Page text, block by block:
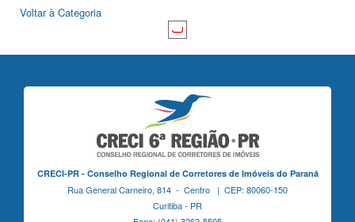
Voltar à Categoria
CRECI-PR - Conselho Regional de Corretores de Imóveis do Paraná
Rua General Carneiro, 814 - Centro | CEP: 80060-150
Curitiba - PR